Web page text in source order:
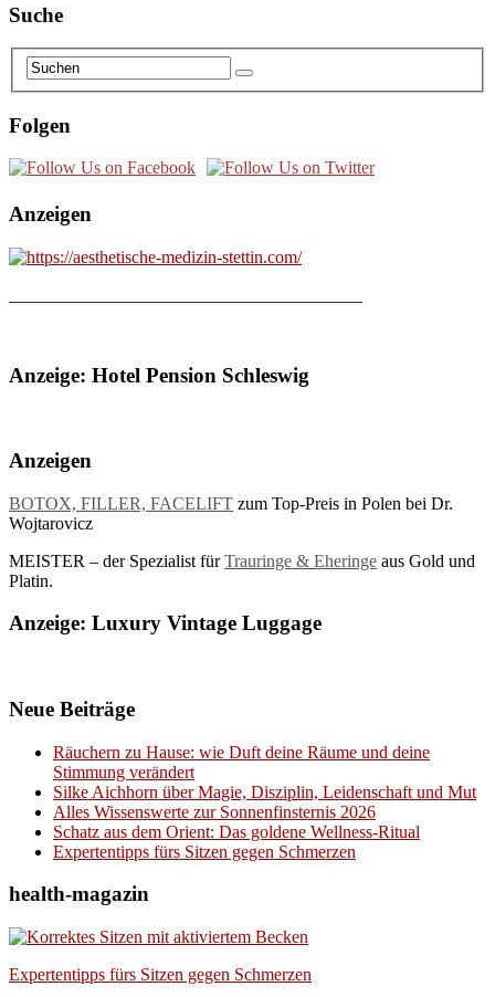
Suche
Folgen
Anzeigen
Anzeige: Hotel Pension Schleswig
Anzeigen
BOTOX, FILLER, FACELIFT zum Top-Preis in Polen bei Dr.
Wojtarovicz
MEISTER – der Spezialist fürTrauringe & Eheringe aus Gold und
Platin.
Anzeige: Luxury Vintage Luggage
Neue Beiträge
Räuchern zu Hause: wie Duft deine Räume und deine
Stimmung verändert
Silke Aichhorn über Magie, Disziplin, Leidenschaft und Mut
Alles Wissenswerte zur Sonnenfinsternis 2026
Schatz aus dem Orient: Das goldene Wellness-Ritual
Expertentipps fürs Sitzen gegen Schmerzen
health-magazin
Expertentipps fürs Sitzen gegen Schmerzen